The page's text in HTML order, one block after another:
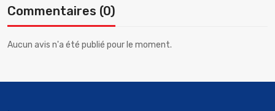
Commentaires (0)
Aucun avis n'a été publié pour le moment.